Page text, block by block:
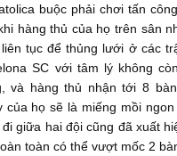
buộc phải chơi tấn
hàng thủ của họ trên sân
tục để thủng lưới ở các
SC với tâm lý không
và hàng thủ nhận tới 8
của họ sẽ là miếng mồi
giữa hai đội cũng đã xuất
toàn có thể vượt mốc 2